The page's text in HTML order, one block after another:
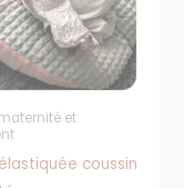
et
coussin
Les
options
choisies